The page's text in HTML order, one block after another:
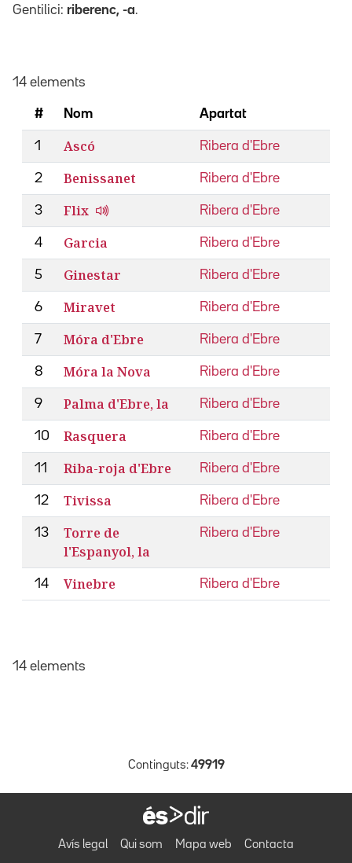
Gentilici: riberenc, -a.
14 elements
# Nom Apartat
1 Ascó Ribera d'Ebre
2 Benissanet Ribera d'Ebre
3 Flix Ribera d'Ebre
4 Garcia Ribera d'Ebre
5 Ginestar Ribera d'Ebre
6 Miravet Ribera d'Ebre
7 Móra d'Ebre Ribera d'Ebre
8 Móra la Nova Ribera d'Ebre
9 Palma d'Ebre, la Ribera d'Ebre
10 Rasquera Ribera d'Ebre
11 Riba-roja d'Ebre Ribera d'Ebre
12 Tivissa Ribera d'Ebre
13
Torre de
l'Espanyol, la
Ribera d'Ebre
14 Vinebre Ribera d'Ebre
14 elements
Continguts: 49919
Avís legal Qui som Mapa web Contacta